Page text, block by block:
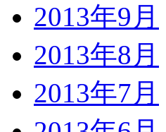
2013年9月
2013年8月
2013年7月